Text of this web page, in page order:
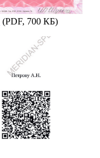
(PDF, 700 КБ)